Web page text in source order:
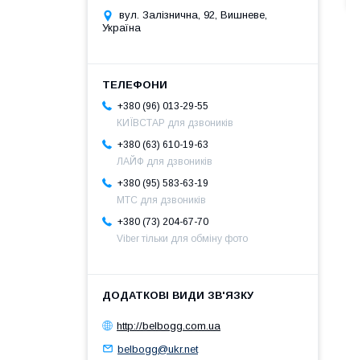
вул. Залізнична, 92, Вишневе,
Україна
+380 (96) 013-29-55
КИЇВСТАР для дзвоників
+380 (63) 610-19-63
ЛАЙФ для дзвоників
+380 (95) 583-63-19
МТС для дзвоників
+380 (73) 204-67-70
Viber тільки для обміну фото
http://belbogg.com.ua
belbogg@ukr.net